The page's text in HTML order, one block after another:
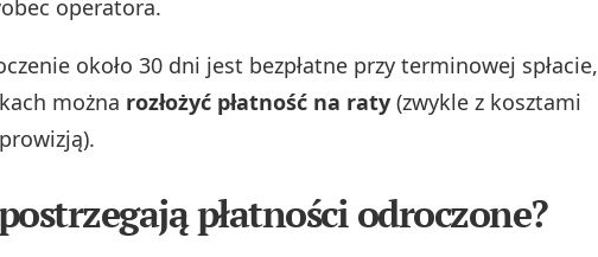
operatora.
około 30 dni jest bezpłatne przy terminowej spłacie,
można rozłożyć płatność na raty (zwykle z kosztami
płatności odroczone?